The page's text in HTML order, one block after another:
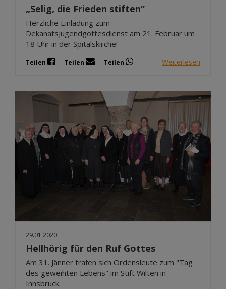
„Selig, die Frieden stiften“
Herzliche Einladung zum
Dekanatsjugendgottesdienst am 21. Februar um
18 Uhr in der Spitalskirche!
Teilen Teilen Teilen Weiterlesen
29.01.2020
Hellhörig für den Ruf Gottes
Am 31. Jänner trafen sich Ordensleute zum "Tag
des geweihten Lebens" im Stift Wilten in
Innsbruck.